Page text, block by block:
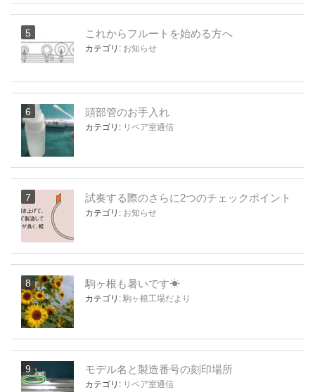
これからフルートを始める方へ
カテゴリ: お知らせ
頭部管のお手入れ
カテゴリ: リペア室通信
試奏する際のさらに2つのチェックポイント
カテゴリ: お知らせ
駒ヶ根も暑いです☀
カテゴリ: 駒ヶ根工場だより
モデル名と製造番号の刻印場所
カテゴリ: リペア室通信